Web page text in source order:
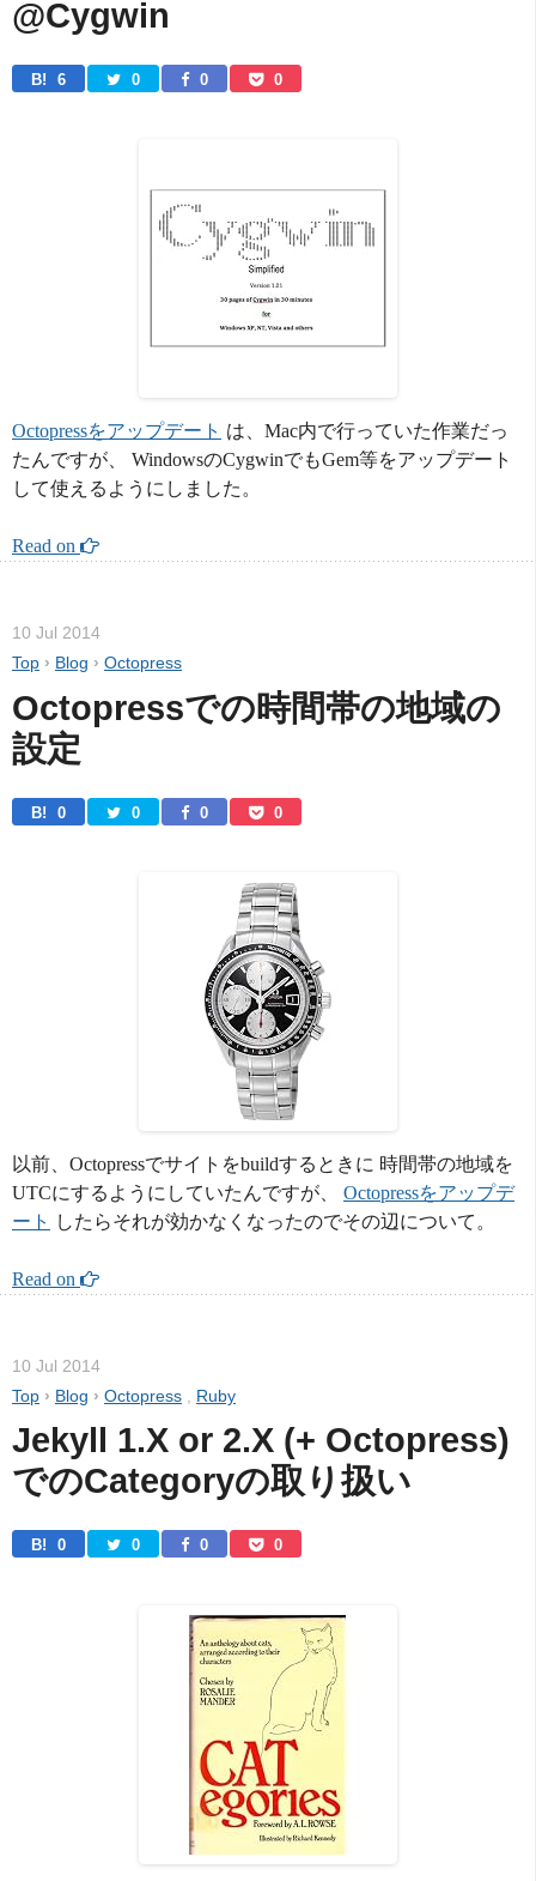
@Cygwin
B! 6 0 0 0
Octopressをアップデート は、Mac内で行っていた作業だっ
たんですが、 WindowsのCygwinでもGem等をアップデート
して使えるようにしました。
Read on
10 Jul 2014
Top › Blog › Octopress
Octopressでの時間帯の地域の
設定
B! 0 0 0 0
以前、Octopressでサイトをbuildするときに 時間帯の地域を
UTCにするようにしていたんですが、 Octopressをアップデ
ート
したらそれが効かなくなったのでその辺について。
Read on
10 Jul 2014
Top › Blog › Octopress Ruby
Jekyll 1.X or 2.X (+ Octopress)
でのCategoryの取り扱い
B! 0 0 0 0